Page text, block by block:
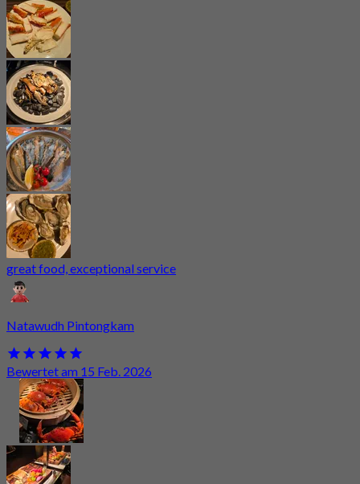
great food, exceptional service
Natawudh Pintongkam
Bewertet am 15 Feb. 2026